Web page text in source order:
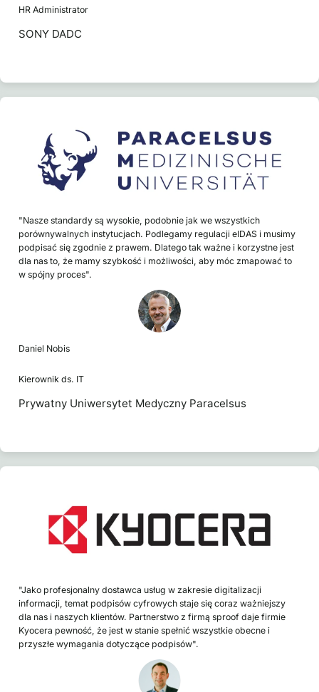
HR Administrator
SONY DADC
"Nasze standardy są wysokie, podobnie jak we wszystkich
porównywalnych instytucjach. Podlegamy regulacji eIDAS i musimy
podpisać się zgodnie z prawem. Dlatego tak ważne i korzystne jest
dla nas to, że mamy szybkość i możliwości, aby móc zmapować to
w spójny proces".
Daniel Nobis
Kierownik ds. IT
Prywatny Uniwersytet Medyczny Paracelsus
"Jako profesjonalny dostawca usług w zakresie digitalizacji
informacji, temat podpisów cyfrowych staje się coraz ważniejszy
dla nas i naszych klientów. Partnerstwo z firmą sproof daje firmie
Kyocera pewność, że jest w stanie spełnić wszystkie obecne i
przyszłe wymagania dotyczące podpisów".